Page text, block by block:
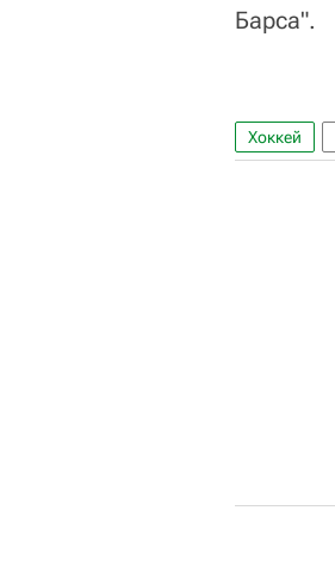
Барса".
Хоккей